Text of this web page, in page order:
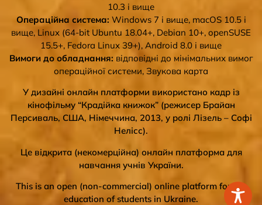
10.3 і вище
Операційна система: Windows 7 і вище, macOS 10.5 і
вище, Linux (64-bit Ubuntu 18.04+, Debian 10+, openSUSE
15.5+, Fedora Linux 39+), Android 8.0 і вище
Вимоги до обладнання: відповідні до мінімальних вимог
операційної системи, Звукова карта
У дизайні онлайн платформи використано кадр із
кінофільму “Крадійка книжок” (режисер Брайан
Персиваль, США, Німеччина, 2013, у ролі Лізель – Софі
Нелісс).
Це відкрита (некомерційна) онлайн платформа для
навчання учнів України.
This is an open (non-commercial) online platform for the
education of students in Ukraine.